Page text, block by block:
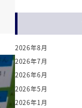
2026年8月
2026年7月
2026年6月
2026年5月
2026年1月